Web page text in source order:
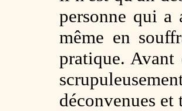
personne qui a
même en
pratique.
déconvenues